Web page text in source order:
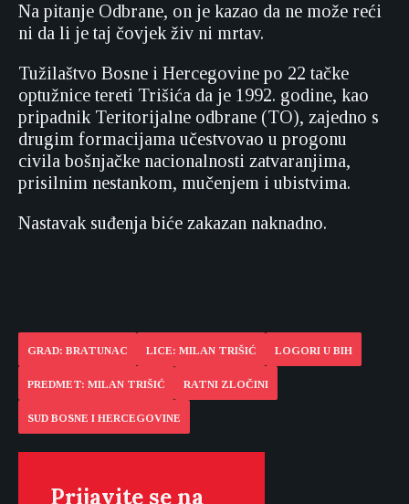
Na pitanje Odbrane, on je kazao da ne može reći
ni da li je taj čovjek živ ni mrtav.
Tužilaštvo Bosne i Hercegovine po 22 tačke
optužnice tereti Trišića da je 1992. godine, kao
pripadnik Teritorijalne odbrane (TO), zajedno s
drugim formacijama učestvovao u progonu
civila bošnjačke nacionalnosti zatvaranjima,
prisilnim nestankom, mučenjem i ubistvima.
Nastavak suđenja biće zakazan naknadno.
GRAD: BRATUNAC LICE: MILAN TRIŠIĆ LOGORI U BIH
PREDMET: MILAN TRIŠIĆ RATNI ZLOČINI
SUD BOSNE I HERCEGOVINE
Prijavite se na